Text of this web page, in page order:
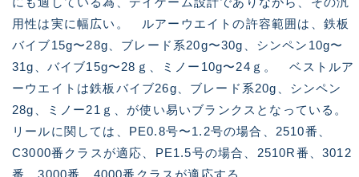
用性は実に幅広い。 ルアーウエイトの許容範囲は、鉄板
バイブ15g〜28g、ブレード系20g〜30g、シンペン10g〜
31g、バイブ15g〜28ｇ、ミノー10g〜24ｇ。 ベストルア
ーウエイトは鉄板バイブ26g、ブレード系20g、シンペン
28g、ミノー21ｇ、が使い易いブランクスとなっている。
リールに関しては、PE0.8号〜1.2号の場合、2510番、
C3000番クラスが適応、PE1.5号の場合、2510R番、3012
番、3000番、4000番クラスが適応する。